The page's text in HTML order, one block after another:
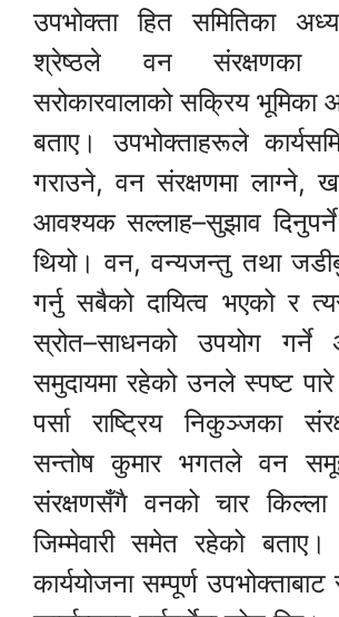
उपभोक्ता हित समितिका
श्रेष्ठले वन संरक्षणका
सरोकारवालाको सक्रिय
बताए। उपभोक्ताहरूले
गराउने, वन संरक्षणमा लाग्ने,
आवश्यक सल्लाह–सुझाव
थियो। वन, वन्यजन्तु तथा
गर्नु सबैको दायित्व भएको र
स्रोत–साधनको उपयोग गर्ने
समुदायमा रहेको उनले स्पष्ट
पर्सा राष्ट्रिय निकुञ्जका
सन्तोष कुमार भगतले वन
संरक्षणसँगै वनको चार किल्ला
जिम्मेवारी समेत रहेको
कार्ययोजना सम्पूर्ण